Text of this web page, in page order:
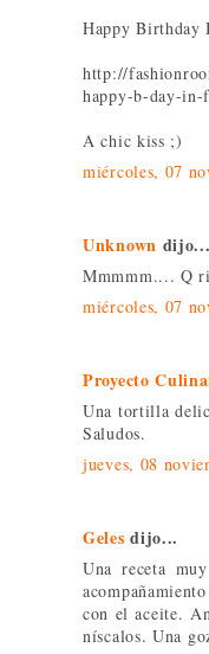
Happy Birthday
http://
happy-b-day-
A chic kiss ;)
miércoles, 07
Unknown dijo...
Mmmmm.... Q
miércoles, 07
Proyecto
Una tortilla
Saludos.
jueves, 08
Geles dijo...
Una receta
con el aceite.
níscalos. Una